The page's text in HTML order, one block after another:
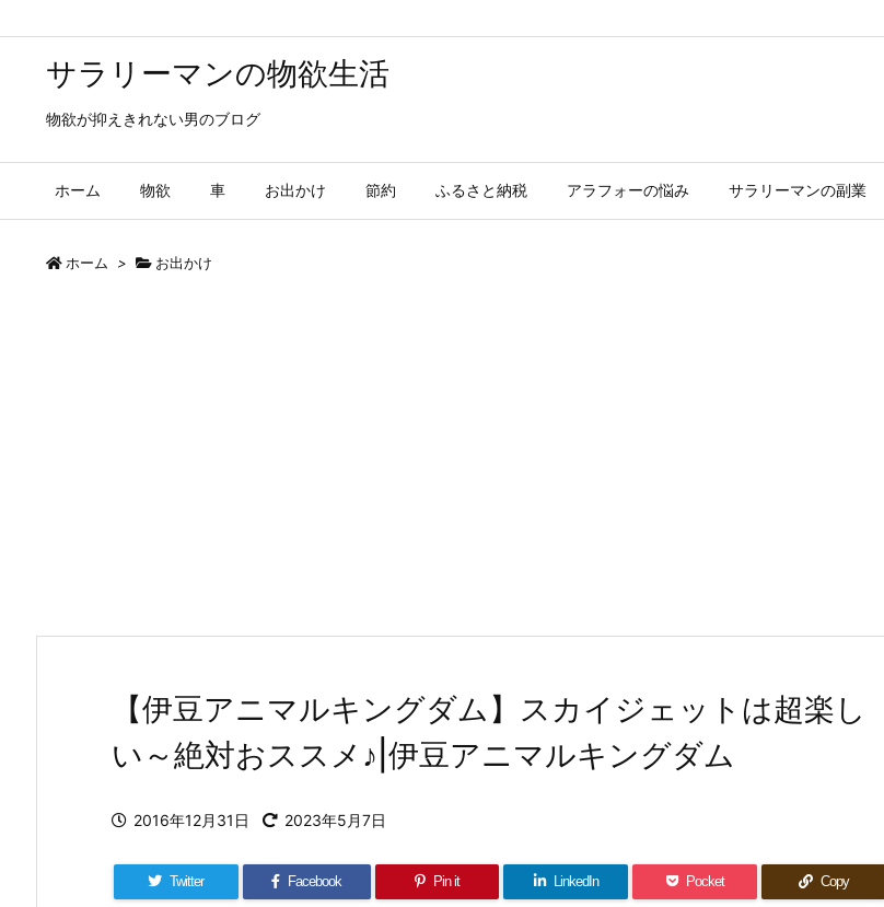
サラリーマンの物欲生活
物欲が抑えきれない男のブログ
ホーム 物欲 車 お出かけ 節約 ふるさと納税 アラフォーの悩み サラリーマンの副業
ホーム > お出かけ
【伊豆アニマルキングダム】スカイジェットは超楽し
い～絶対おススメ♪|伊豆アニマルキングダム
2016年12月31日 2023年5月7日
Twitter Facebook Pin it LinkedIn Pocket Copy